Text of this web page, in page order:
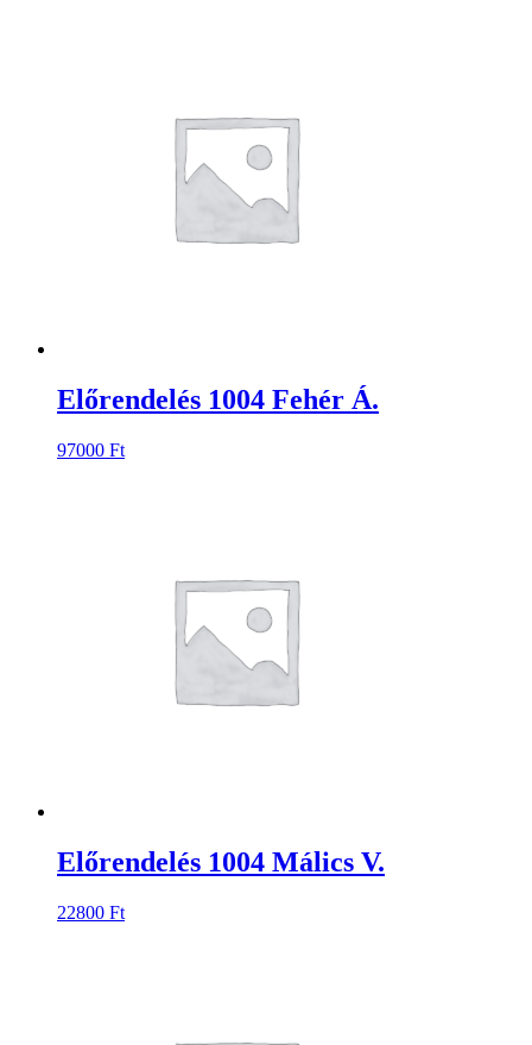
Előrendelés 1004 Fehér Á.
97000 Ft
Előrendelés 1004 Málics V.
22800 Ft